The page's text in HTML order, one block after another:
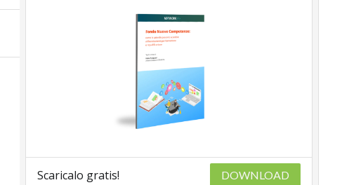
Scaricalo gratis! DOWNLOAD